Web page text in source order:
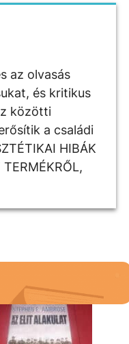
az olvasás
és kritikus
közötti
a családi
HIBÁK